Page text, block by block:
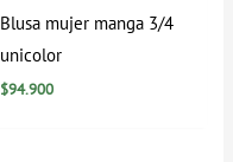
Blusa mujer manga 3/4
unicolor
$94.900